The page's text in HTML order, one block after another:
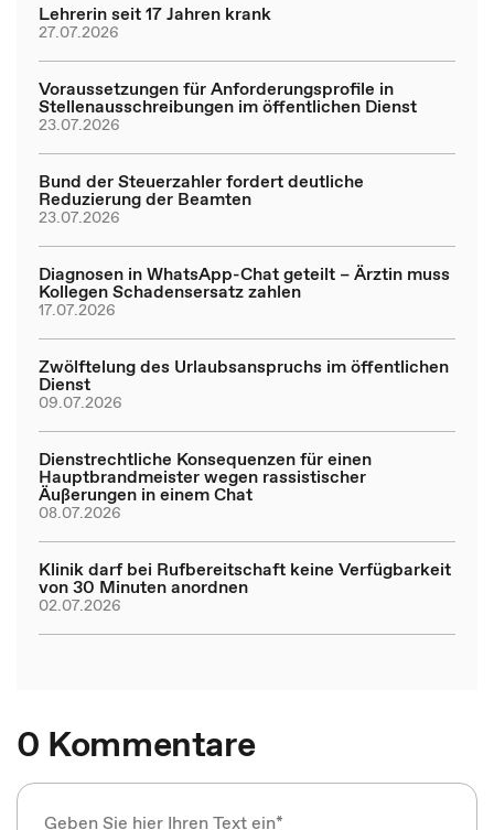
Lehrerin seit 17 Jahren krank
27.07.2026
Voraussetzungen für Anforderungsprofile in
Stellenausschreibungen im öffentlichen Dienst
23.07.2026
Bund der Steuerzahler fordert deutliche
Reduzierung der Beamten
23.07.2026
Diagnosen in WhatsApp-Chat geteilt – Ärztin muss
Kollegen Schadensersatz zahlen
17.07.2026
Zwölftelung des Urlaubsanspruchs im öffentlichen
Dienst
09.07.2026
Dienstrechtliche Konsequenzen für einen
Hauptbrandmeister wegen rassistischer
Äußerungen in einem Chat
08.07.2026
Klinik darf bei Rufbereitschaft keine Verfügbarkeit
von 30 Minuten anordnen
02.07.2026
0 Kommentare